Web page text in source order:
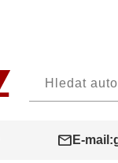
mail E-mail: